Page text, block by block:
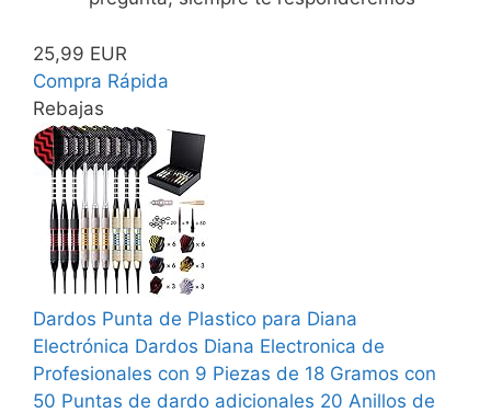
25,99 EUR
Compra Rápida
Rebajas
Dardos Punta de Plastico para Diana
Electrónica Dardos Diana Electronica de
Profesionales con 9 Piezas de 18 Gramos con
50 Puntas de dardo adicionales 20 Anillos de